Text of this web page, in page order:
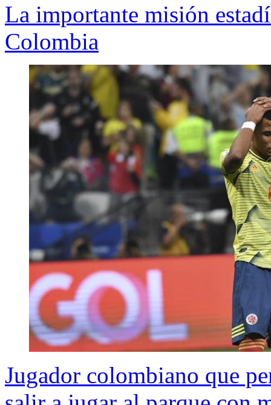
La importante misión
Colombia
Jugador colombiano que